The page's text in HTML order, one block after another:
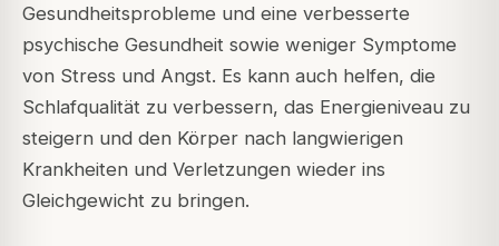
Gesundheitsprobleme und eine verbesserte
psychische Gesundheit sowie weniger Symptome
von Stress und Angst. Es kann auch helfen, die
Schlafqualität zu verbessern, das Energieniveau zu
steigern und den Körper nach langwierigen
Krankheiten und Verletzungen wieder ins
Gleichgewicht zu bringen.